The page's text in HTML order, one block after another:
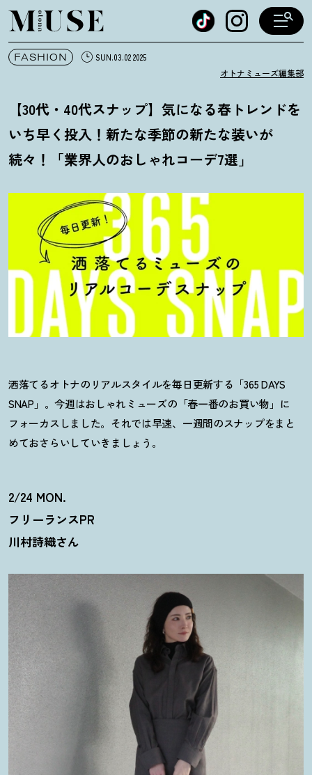
オトナミューズ ウェブ
FASHION SUN.03.02 2025
オトナミューズ編集部
【30代・40代スナップ】気になる春トレンドを
いち早く投入 ！ 新たな季節の新たな装いが
続々 ！ 「業界人のおしゃれコーデ7選」
洒落てるオトナのリアルスタイルを毎日更新する「365 DAYS
SNAP」。今週はおしゃれミューズの「春一番のお買い物」に
フォーカスしました。それでは早速、一週間のスナップをまと
めておさらいしていきましょう。
2/24 MON.
フリーランスPR
川村詩織さん